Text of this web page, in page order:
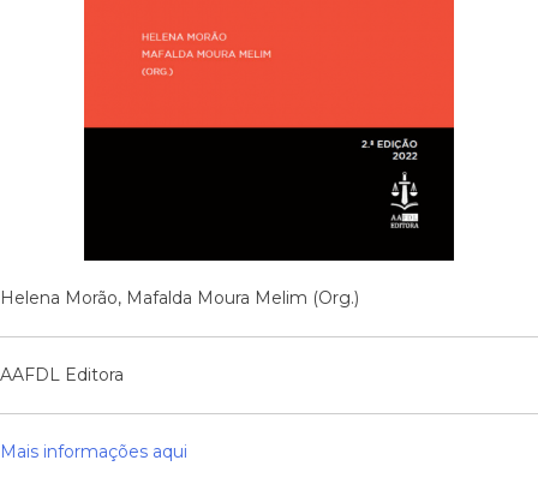
Helena Morão, Mafalda Moura Melim (Org.)
AAFDL Editora
Mais informações aqui